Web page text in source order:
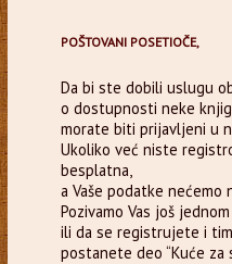
POŠTOVANI POSETIOČE,
Da bi ste dobili uslugu
o dostupnosti neke
morate biti prijavljeni u
Ukoliko već niste
besplatna,
a Vaše podatke nećemo
Pozivamo Vas još
ili da se registrujete i
postanete deo “Kuće za